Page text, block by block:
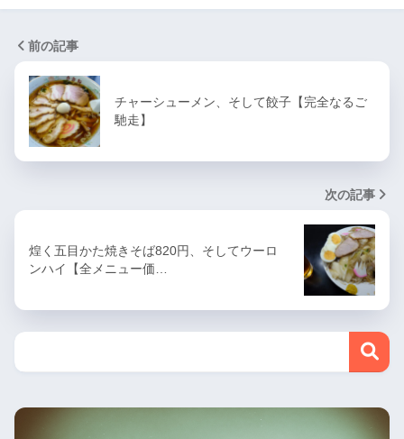
前の記事
チャーシューメン、そして餃子【完全なるご
馳走】
次の記事
煌く五目かた焼きそば820円、そしてウーロ
ンハイ【全メニュー価…